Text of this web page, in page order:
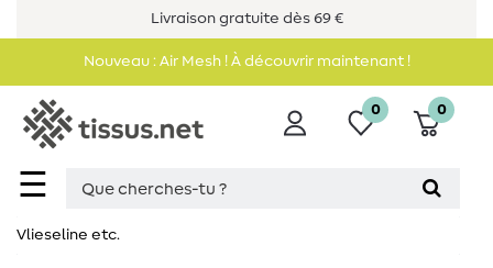
Livraison gratuite dès 69 €
Nouveau : Air Mesh ! À découvrir maintenant !
☰
0 0
Vlieseline etc.